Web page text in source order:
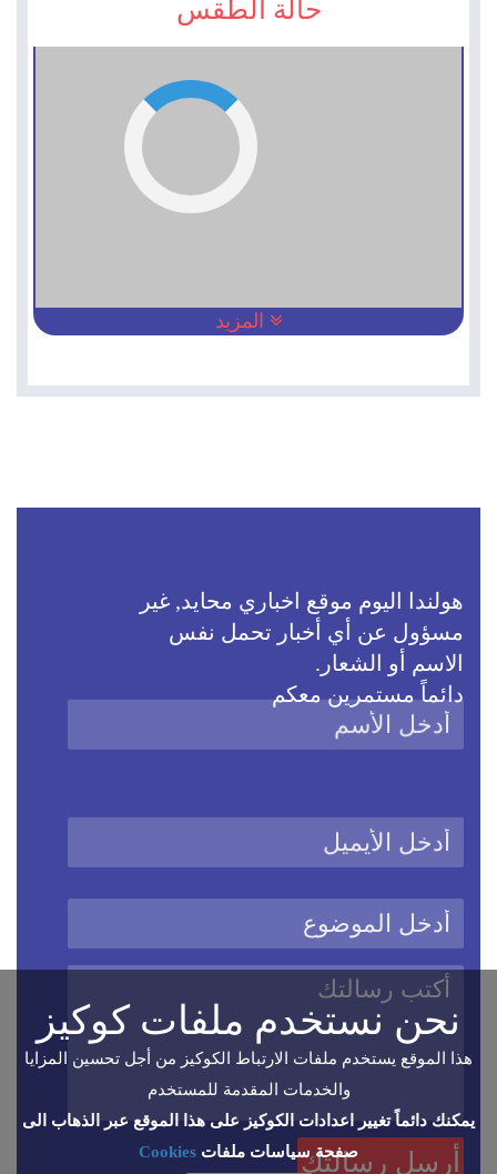
حالة الطقس
المزيد
هولندا اليوم موقع اخباري محايد, غير
مسؤول عن أي أخبار تحمل نفس
الاسم أو الشعار.
دائماً مستمرين معكم
نحن نستخدم ملفات كوكيز
هذا الموقع يستخدم ملفات الارتباط الكوكيز من أجل تحسين المزايا
والخدمات المقدمة للمستخدم
يمكنك دائماً تغيير اعدادات الكوكيز على هذا الموقع عبر الذهاب الى
صفحة سياسات ملفات Cookies